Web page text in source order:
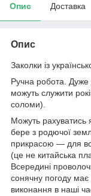
Опис Доставка
Опис
Заколки із
Ручна робота. Дуже
можуть служити
соломи).
Можуть рахуватись
бере з родючої
прикрасою ― для
(це не китайська
Всередині
сонячну погоду має
виконання в наші